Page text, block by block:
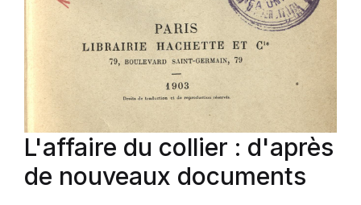
L'affaire du collier : d'après
de nouveaux documents